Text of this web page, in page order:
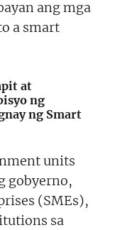
ang mga
a smart
at
ng
ng Smart
units
gobyerno,
(SMEs),
sa